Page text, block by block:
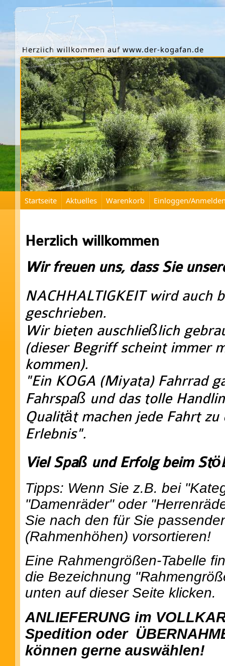
Herzlich willkommen auf www.der-kogafan.de
Startseite Aktuelles Warenkorb Einloggen/
Herzlich willkommen
Wir freuen uns, dass Sie
NACHHALTIGKEIT wird auch
geschrieben.
Wir bieten auschließlich
(dieser Begriff scheint immer
kommen).
"Ein KOGA (Miyata) Fahrrad
Fahrspaß und das tolle
Qualität machen jede Fahrt zu
Erlebnis".
Viel Spaß und Erfolg beim
Tipps: Wenn Sie z.B. bei
"Damenräder" oder
Sie nach den für Sie
(Rahmenhöhen) vorsortieren!
Eine Rahmengrößen-Tabelle
die Bezeichnung
unten auf dieser Seite klicken.
ANLIEFERUNG im
Spedition oder
können gerne auswählen!